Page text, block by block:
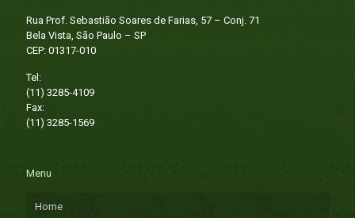
Rua Prof. Sebastião Soares de Farias, 57 – Conj. 71
Bela Vista, São Paulo – SP
CEP: 01317-010
Tel:
(11) 3285-4109
Fax:
(11) 3285-1569
Menu
Home